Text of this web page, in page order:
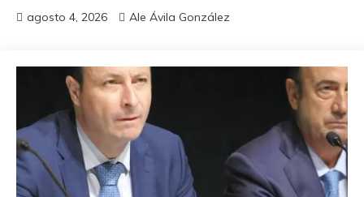
agosto 4, 2026 Ale Ávila González